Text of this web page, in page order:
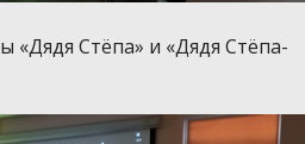
«Дядя Стёпа» и «Дядя Стёпа-